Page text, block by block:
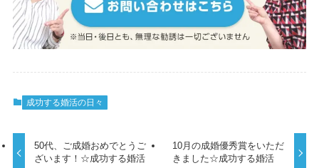
成功する婚活の日々
50代、ご成婚おめでとうご
ざいます！☆成功する婚活
10月の成婚優秀賞をいただ
きました☆成功する婚活